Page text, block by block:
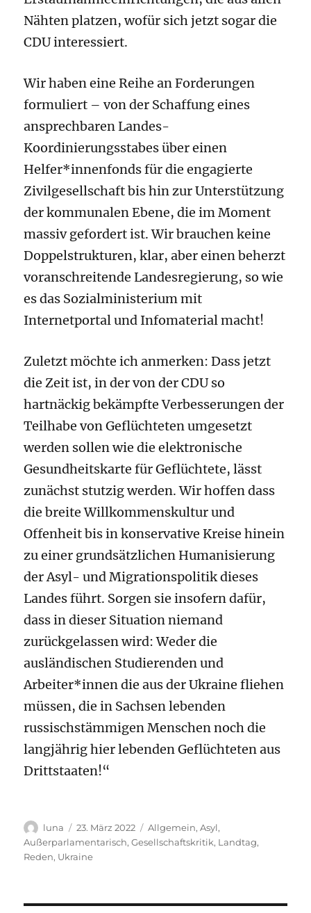
Nähten platzen, wofür sich jetzt sogar die
CDU interessiert.
Wir haben eine Reihe an Forderungen
formuliert – von der Schaffung eines
ansprechbaren Landes-
Koordinierungsstabes über einen
Helfer*innenfonds für die engagierte
Zivilgesellschaft bis hin zur Unterstützung
der kommunalen Ebene, die im Moment
massiv gefordert ist. Wir brauchen keine
Doppelstrukturen, klar, aber einen beherzt
voranschreitende Landesregierung, so wie
es das Sozialministerium mit
Internetportal und Infomaterial macht!
Zuletzt möchte ich anmerken: Dass jetzt
die Zeit ist, in der von der CDU so
hartnäckig bekämpfte Verbesserungen der
Teilhabe von Geflüchteten umgesetzt
werden sollen wie die elektronische
Gesundheitskarte für Geflüchtete, lässt
zunächst stutzig werden. Wir hoffen dass
die breite Willkommenskultur und
Offenheit bis in konservative Kreise hinein
zu einer grundsätzlichen Humanisierung
der Asyl- und Migrationspolitik dieses
Landes führt. Sorgen sie insofern dafür,
dass in dieser Situation niemand
zurückgelassen wird: Weder die
ausländischen Studierenden und
Arbeiter*innen die aus der Ukraine fliehen
müssen, die in Sachsen lebenden
russischstämmigen Menschen noch die
langjährig hier lebenden Geflüchteten aus
Drittstaaten!“
Autor
luna
Veröffentlicht
am
23. März 2022 Kategorien
Allgemein,Asyl,
Außerparlamentarisch,Gesellschaftskritik, Landtag,
Reden, Ukraine